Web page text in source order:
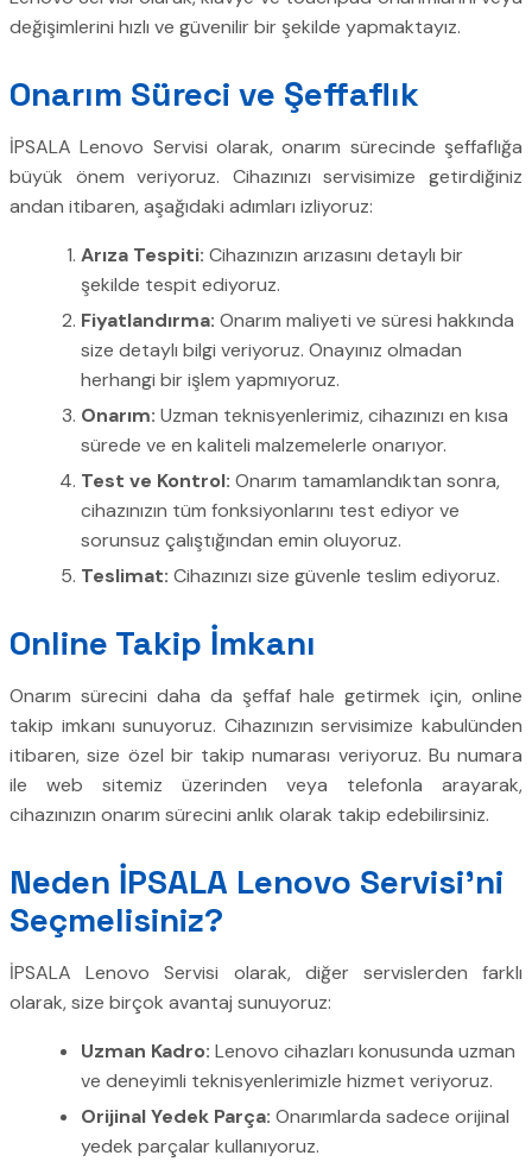
değişimlerini hızlı ve güvenilir bir şekilde yapmaktayız.
Onarım Süreci ve Şeffaflık
İPSALA Lenovo Servisi olarak, onarım sürecinde şeffaflığa
büyük önem veriyoruz. Cihazınızı servisimize getirdiğiniz
andan itibaren, aşağıdaki adımları izliyoruz:
Arıza Tespiti: Cihazınızın arızasını detaylı bir
şekilde tespit ediyoruz.
Fiyatlandırma: Onarım maliyeti ve süresi hakkında
size detaylı bilgi veriyoruz. Onayınız olmadan
herhangi bir işlem yapmıyoruz.
Onarım: Uzman teknisyenlerimiz, cihazınızı en kısa
sürede ve en kaliteli malzemelerle onarıyor.
Test ve Kontrol: Onarım tamamlandıktan sonra,
cihazınızın tüm fonksiyonlarını test ediyor ve
sorunsuz çalıştığından emin oluyoruz.
Teslimat: Cihazınızı size güvenle teslim ediyoruz.
Online Takip İmkanı
Onarım sürecini daha da şeffaf hale getirmek için, online
takip imkanı sunuyoruz. Cihazınızın servisimize kabulünden
itibaren, size özel bir takip numarası veriyoruz. Bu numara
ile web sitemiz üzerinden veya telefonla arayarak,
cihazınızın onarım sürecini anlık olarak takip edebilirsiniz.
Neden İPSALA Lenovo Servisi’ni
Seçmelisiniz?
İPSALA Lenovo Servisi olarak, diğer servislerden farklı
olarak, size birçok avantaj sunuyoruz:
Uzman Kadro: Lenovo cihazları konusunda uzman
ve deneyimli teknisyenlerimizle hizmet veriyoruz.
Orijinal Yedek Parça: Onarımlarda sadece orijinal
yedek parçalar kullanıyoruz.